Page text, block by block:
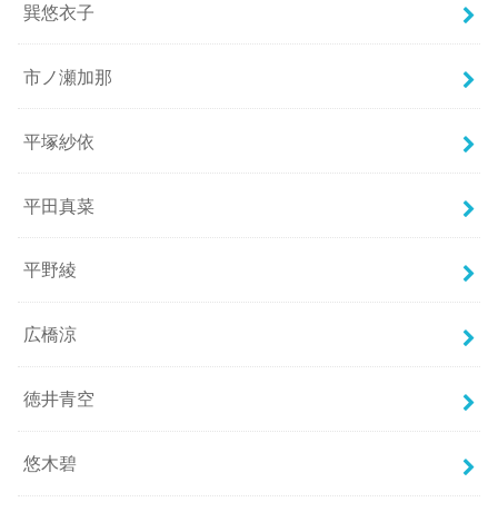
巽悠衣子
市ノ瀬加那
平塚紗依
平田真菜
平野綾
広橋涼
徳井青空
悠木碧